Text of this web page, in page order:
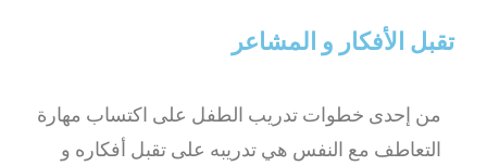
تقبل الأفكار و المشاعر
من إحدى خطوات تدريب الطفل على اكتساب مهارة
التعاطف مع النفس هي تدريبه على تقبل أفكاره و